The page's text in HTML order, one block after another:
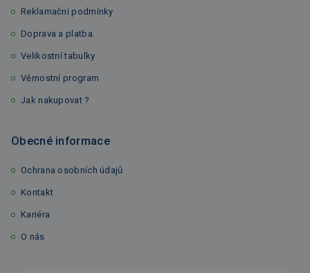
Reklamační podmínky
Doprava a platba
Velikostní tabulky
Věrnostní program
Jak nakupovat ?
Obecné informace
Ochrana osobních údajů
Kontakt
Kariéra
O nás